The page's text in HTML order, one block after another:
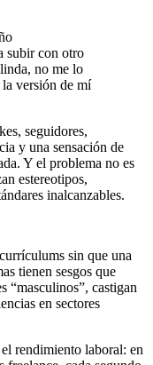
subir con otro
no me lo
la versión de mí
seguidores,
y una sensación de
Y el problema no es
estereotipos,
inalcanzables.
sin que una
tienen sesgos que
“masculinos”, castigan
en sectores
rendimiento laboral: en